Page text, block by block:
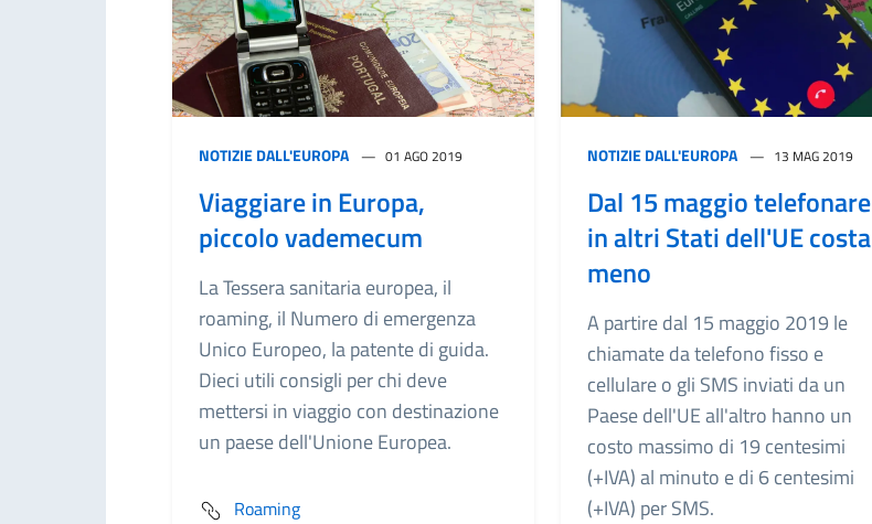
NOTIZIE DALL'EUROPA 01 AGO 2019
Viaggiare in Europa,
piccolo vademecum
La Tessera sanitaria europea, il
roaming, il Numero di emergenza
Unico Europeo, la patente di guida.
Dieci utili consigli per chi deve
mettersi in viaggio con destinazione
un paese dell'Unione Europea.
Roaming
NOTIZIE DALL'EUROPA 13 MAG 2019
Dal 15 maggio telefonare
in altri Stati dell'UE costa
meno
A partire dal 15 maggio 2019 le
chiamate da telefono fisso e
cellulare o gli SMS inviati da un
Paese dell'UE all'altro hanno un
costo massimo di 19 centesimi
(+IVA) al minuto e di 6 centesimi
(+IVA) per SMS.